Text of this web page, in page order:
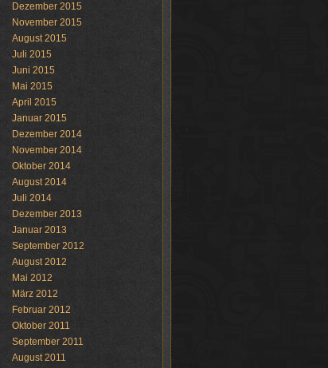
Dezember 2015
November 2015
August 2015
Juli 2015
Juni 2015
Mai 2015
April 2015
Januar 2015
Dezember 2014
November 2014
Oktober 2014
August 2014
Juli 2014
Dezember 2013
Januar 2013
September 2012
August 2012
Mai 2012
März 2012
Februar 2012
Oktober 2011
September 2011
August 2011